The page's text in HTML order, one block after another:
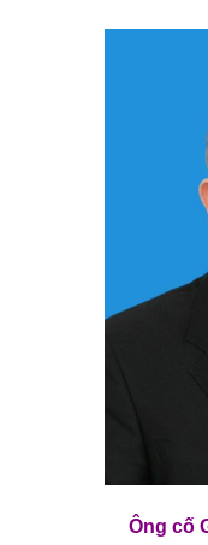
Ông cố